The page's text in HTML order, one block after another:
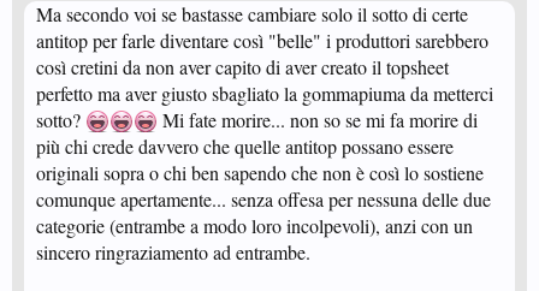
Ma secondo voi se bastasse cambiare solo il sotto di certe
antitop per farle diventare così "belle" i produttori sarebbero
così cretini da non aver capito di aver creato il topsheet
perfetto ma aver giusto sbagliato la gommapiuma da metterci
sotto?
Mi fate morire... non so se mi fa morire di
più chi crede davvero che quelle antitop possano essere
originali sopra o chi ben sapendo che non è così lo sostiene
comunque apertamente... senza offesa per nessuna delle due
categorie (entrambe a modo loro incolpevoli), anzi con un
sincero ringraziamento ad entrambe.